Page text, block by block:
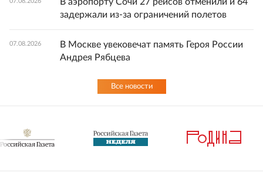
задержали из-за ограничений полетов
07.08.2026
В Москве увековечат память Героя России
Андрея Рябцева
Все новости